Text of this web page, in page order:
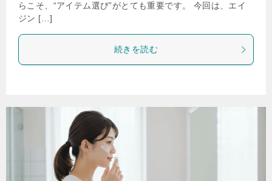
らこそ、“アイテム選び”がとても重要です。 今回は、エイ
ジン […]
続きを読む